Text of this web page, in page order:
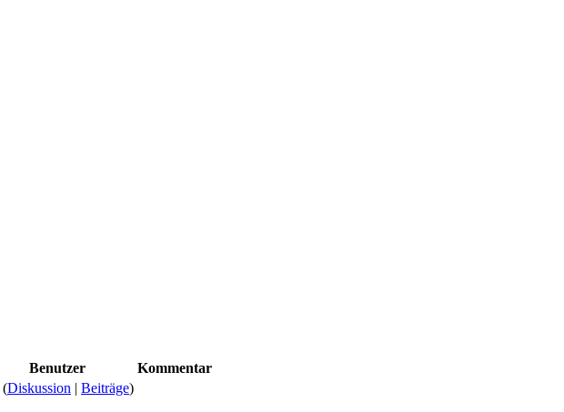
Benutzer
Kommentar
(Diskussion | Beiträge)